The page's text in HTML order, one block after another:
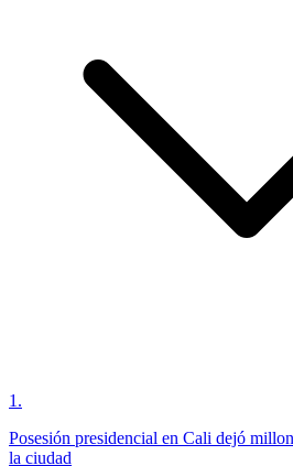
1 .
Posesión presidencial en Cali dejó
la ciudad